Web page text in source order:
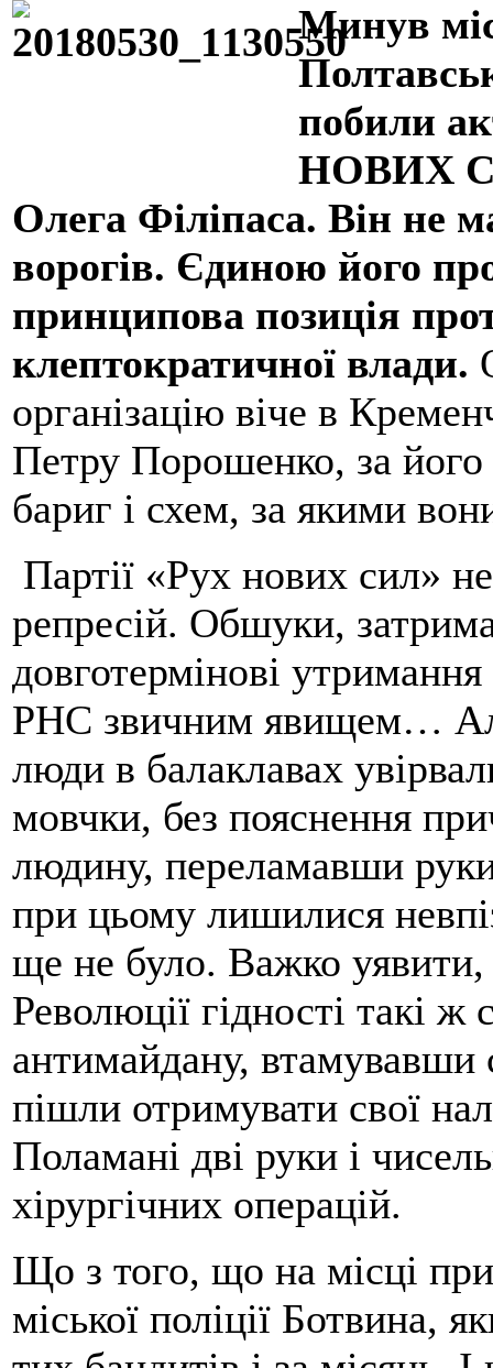
Минув
побили
НОВИХ
Олега Філіпаса. Він не
ворогів. Єдиною його
принципова позиція
клептократичної влади.
організацію віче в
Петру Порошенко, за його
бариг і схем, за якими
Партії «Рух нових сил»
репресій. Обшуки,
довготермінові
РНС звичним явищем…
люди в балаклавах
мовчки, без пояснення
людину, переламавши
при цьому лишилися
ще не було. Важко
Революції гідності такі ж
антимайдану, втамувавши
пішли отримувати свої
Поламані дві руки і
хірургічних операцій.
Що з того, що на місці
міської поліції Ботвина,